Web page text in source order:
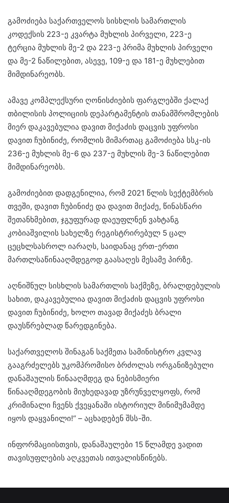
გამოძიება საქართველოს სისხლის სამართლის
კოდექსის 223-ე კვარტა მუხლის პირველი, 223-ე
ტერცია მუხლის მე-2 და 223-ე პრიმა მუხლის პირველი
და მე-2 ნაწილებით, ასევე, 109-ე და 181-ე მუხლებით
მიმდინარეობს.
ამავე კომპლექსური ღონისძიების ფარგლებში ქალაქ
თბილისის პოლიციის დეპარტამენტის თანამშრომლების
მიერ დაკავებულია დავით მიქაძის დაცვის უფროსი
დავით ჩუბინიძე, რომლის მიმართაც გამოძიება სსკ-ის
236-ე მუხლის მე-6 და 237-ე მუხლის მე-3 ნაწილებით
მიმდინარეობს.
გამოძიებით დადგენილია, რომ 2021 წლის სექტემბრის
თვეში, დავით ჩუბინიძე და დავით მიქაძე, წინასწარი
შეთანხმებით, ჯგუფურად დაეუფლნენ ვახტანგ
კობიაშვილის სახელზე რეგისტრირებულ 5 ცალ
ცეცხლსასროლ იარაღს, საიდანაც ერთ-ერთი
მართლსაწინააღმდეგოდ გაასაღეს მესამე პირზე.
აღნიშნულ სისხლის სამართლის საქმეზე, ბრალდებულის
სახით, დაკავებულია დავით მიქაძის დაცვის უფროსი
დავით ჩუბინიძე, ხოლო თავად მიქაძეს ბრალი
დაუსწრებლად წარედგინება.
საქართველოს შინაგან საქმეთა სამინისტრო კვლავ
გააგრძელებს უკომპრომისო ბრძოლას ორგანიზებული
დანაშაულის წინააღმდეგ და ნებისმიერი
წინააღმდეგობის მიუხედავად უზრუნველყოფს, რომ
კრიმინალი ჩვენს ქვეყანაში ისტორიულ მინიმუმამდე
იყოს დაყვანილი!“ – აცხადებენ შსს-ში.
ინფორმაციისთვის, დანაშაულები 15 წლამდე ვადით
თავისუფლების აღკვეთას ითვალისწინებს.